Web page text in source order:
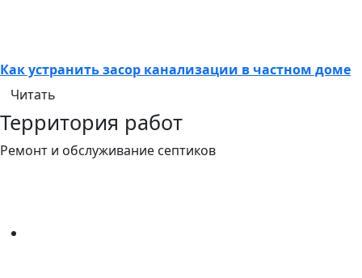
Как устранить засор канализации в частном доме
Читать
Территория работ
Ремонт и обслуживание септиков